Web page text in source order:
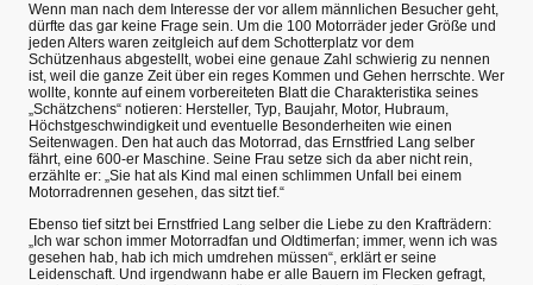
Wenn man nach dem Interesse der vor allem männlichen Besucher geht,
dürfte das gar keine Frage sein. Um die 100 Motorräder jeder Größe und
jeden Alters waren zeitgleich auf dem Schotterplatz vor dem
Schützenhaus abgestellt, wobei eine genaue Zahl schwierig zu nennen
ist, weil die ganze Zeit über ein reges Kommen und Gehen herrschte. Wer
wollte, konnte auf einem vorbereiteten Blatt die Charakteristika seines
„Schätzchens“ notieren: Hersteller, Typ, Baujahr, Motor, Hubraum,
Höchstgeschwindigkeit und eventuelle Besonderheiten wie einen
Seitenwagen. Den hat auch das Motorrad, das Ernstfried Lang selber
fährt, eine 600-er Maschine. Seine Frau setze sich da aber nicht rein,
erzählte er: „Sie hat als Kind mal einen schlimmen Unfall bei einem
Motorradrennen gesehen, das sitzt tief.“
Ebenso tief sitzt bei Ernstfried Lang selber die Liebe zu den Krafträdern:
„Ich war schon immer Motorradfan und Oldtimerfan; immer, wenn ich was
gesehen hab, hab ich mich umdrehen müssen“, erklärt er seine
Leidenschaft. Und irgendwann habe er alle Bauern im Flecken gefragt,